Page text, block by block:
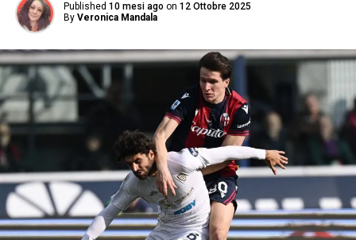
Published 10 mesi ago on 12 Ottobre 2025
By Veronica Mandala